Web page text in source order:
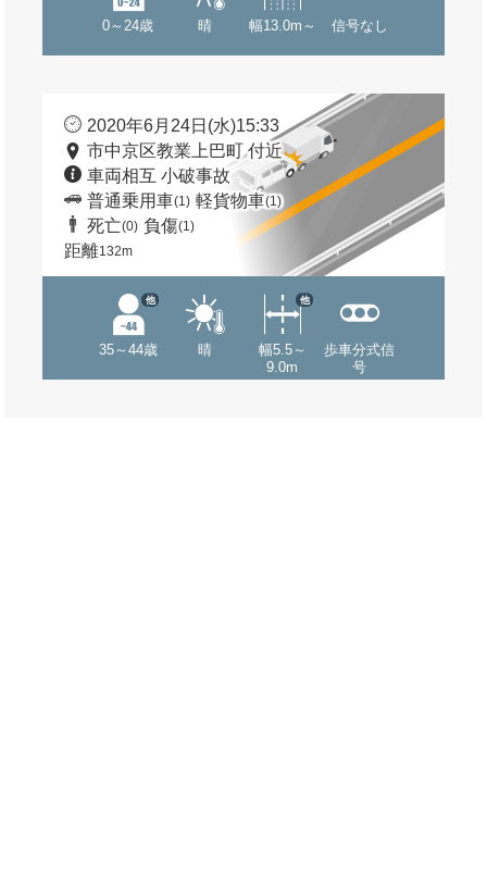
0～24歳 晴 幅13.0m～ 信号なし
2020年6月24日(水)15:33
市中京区教業上巴町 付近
車両相互 小破事故
普通乗用車(1) 軽貨物車(1)
死亡(0) 負傷(1)
距離132m
35～44歳
他
晴
幅5.5～
9.0m
他
歩車分式信
号